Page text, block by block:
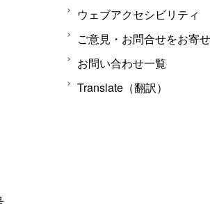
ウェブアクセシビリティ
ご意見・お問合せをお寄
お問い合わせ一覧
Translate（翻訳）